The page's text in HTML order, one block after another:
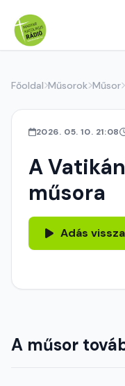
Főoldal Műsorok Műsor
2026. 05. 10. 21:08
A
műsora
Adás
A műsor